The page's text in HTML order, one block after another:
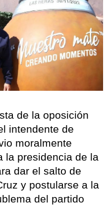
de la oposición
intendente de
moralmente
la presidencia de la
dar el salto de
y postularse a la
del partido